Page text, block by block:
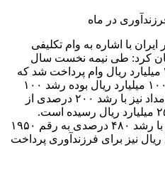
با اشاره به وام تکلیفی
کرد: طی نیمه نخست سال
جاری برای ازدواج ۲۴هزار و ۲۰۰ میلیارد ریال وام پرداخت شد که
نسبت به سال گذشته ۱۲هزار و ۱۰۰ میلیارد ریال بوده رشد ۱۰۰
درصدی داشته است. وام کمیته امداد نیز با رشد ۲۰۰ درصدی از
۱۷۰۰ میلیارد ریال به ۵هزار و ۲۵۰ میلیارد ریال رسیده است.
همچنین پرداخت وام به بهزیستی با رشد ۴۸۰ درصدی به رقم ۱۹۵۰
رسید، ۶۴۰۰ میلیارد ریال نیز برای فرزندآوری پرداخت